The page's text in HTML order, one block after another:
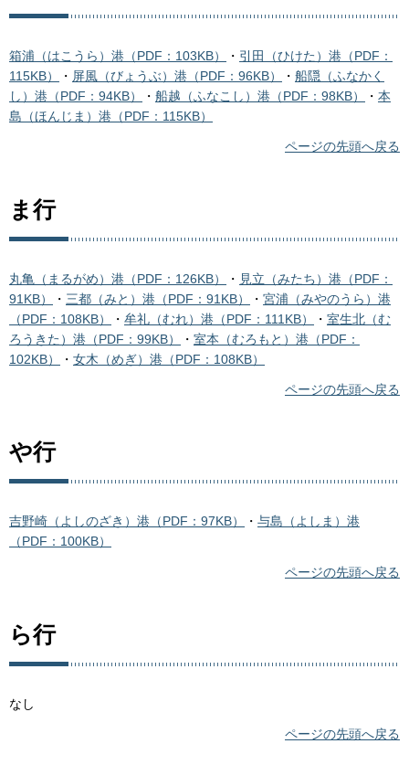
箱浦（はこうら）港（PDF：103KB） ・ 引田（ひけた）港（PDF：
115KB）
・ 屏風（びょうぶ）港（PDF：96KB） ・ 船隠（ふなかく
し）港（PDF：94KB）
・ 船越（ふなこし）港（PDF：98KB） ・ 本
島（ほんじま）港（PDF：115KB）
ページの先頭へ戻る
ま行
丸亀（まるがめ）港（PDF：126KB） ・ 見立（みたち）港（PDF：
91KB）
・ 三都（みと）港（PDF：91KB） ・ 宮浦（みやのうら）港
（PDF：108KB）
・ 牟礼（むれ）港（PDF：111KB） ・ 室生北（む
ろうきた）港（PDF：99KB）
・ 室本（むろもと）港（PDF：
102KB）
・ 女木（めぎ）港（PDF：108KB）
ページの先頭へ戻る
や行
吉野崎（よしのざき）港（PDF：97KB） ・ 与島（よしま）港
（PDF：100KB）
ページの先頭へ戻る
ら行
なし
ページの先頭へ戻る